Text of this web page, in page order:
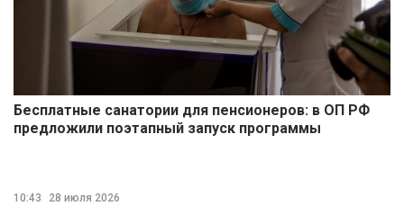
Бесплатные санатории для пенсионеров: в ОП РФ
предложили поэтапный запуск программы
10:43
28 июля 2026